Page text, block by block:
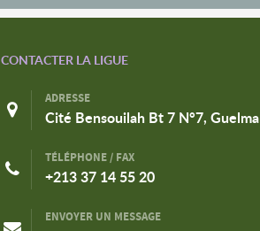
CONTACTER LA LIGUE
ADRESSE
Cité Bensouilah Bt 7 N°7, Guelma
TÉLÉPHONE / FAX
+213 37 14 55 20
ENVOYER UN MESSAGE